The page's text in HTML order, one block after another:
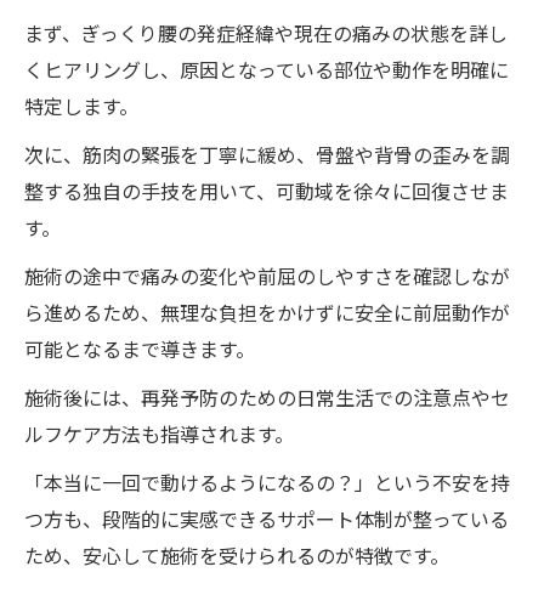
まず、ぎっくり腰の発症経緯や現在の痛みの状態を詳し
くヒアリングし、原因となっている部位や動作を明確に
特定します。
次に、筋肉の緊張を丁寧に緩め、骨盤や背骨の歪みを調
整する独自の手技を用いて、可動域を徐々に回復させま
す。
施術の途中で痛みの変化や前屈のしやすさを確認しなが
ら進めるため、無理な負担をかけずに安全に前屈動作が
可能となるまで導きます。
施術後には、再発予防のための日常生活での注意点やセ
ルフケア方法も指導されます。
「本当に一回で動けるようになるの？」という不安を持
つ方も、段階的に実感できるサポート体制が整っている
ため、安心して施術を受けられるのが特徴です。